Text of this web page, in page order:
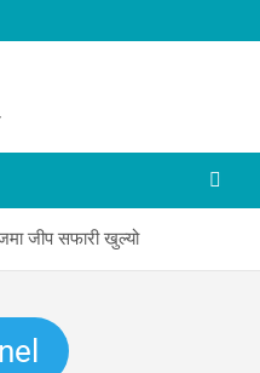
जीप सफारी खुल्यो